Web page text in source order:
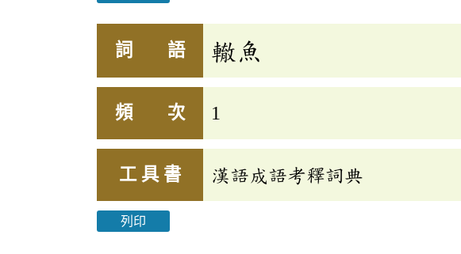
詞 語 轍魚
頻 次 1
工 具 書 漢語成語考釋詞典
列印